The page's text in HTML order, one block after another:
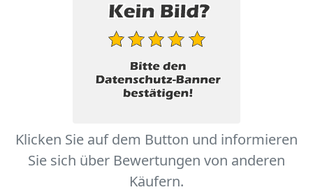
Klicken Sie auf dem Button und informieren
Sie sich über Bewertungen von anderen
Käufern.